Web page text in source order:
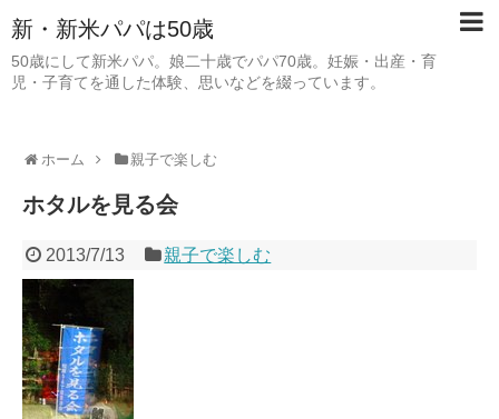
新・新米パパは50歳
50歳にして新米パパ。娘二十歳でパパ70歳。妊娠・出産・育
児・子育てを通した体験、思いなどを綴っています。
ホーム 親子で楽しむ
ホタルを見る会
2013/7/13 親子で楽しむ